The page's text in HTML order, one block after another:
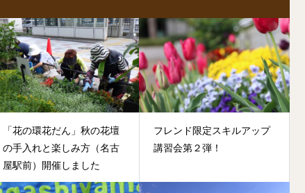
「花の環花だん」秋の花壇
の手入れと楽しみ方（名古
屋駅前）開催しました
フレンド限定スキルアップ
講習会第２弾！